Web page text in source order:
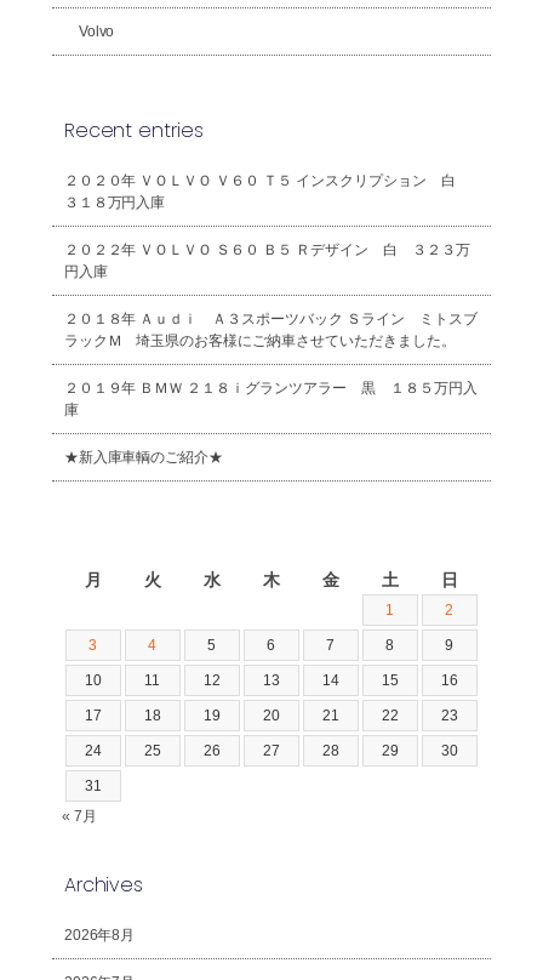
Volvo
Recent entries
２０２０年 ＶＯＬＶＯ Ｖ６０ Ｔ５ インスクリプション 白
３１８万円入庫
２０２２年 ＶＯＬＶＯ Ｓ６０ Ｂ５ Ｒデザイン 白 ３２３万
円入庫
２０１８年 Ａｕｄｉ Ａ３スポーツバック Ｓライン ミトスブ
ラックＭ 埼玉県のお客様にご納車させていただきました。
２０１９年 ＢＭＷ ２１８ｉグランツアラー 黒 １８５万円入
庫
★新入庫車輌のご紹介★
月 火 水 木 金 土 日
1 2
3 4 5 6 7 8 9
10 11 12 13 14 15 16
17 18 19 20 21 22 23
24 25 26 27 28 29 30
31
« 7月
Archives
2026年8月